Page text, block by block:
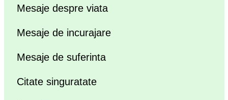
Mesaje despre viata
Mesaje de incurajare
Mesaje de suferinta
Citate singuratate